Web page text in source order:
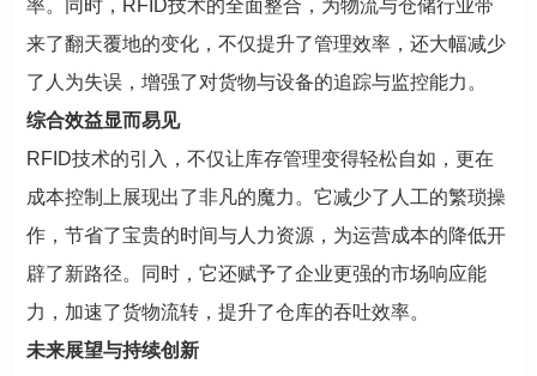
率。同时，RFID技术的全面整合，为物流与仓储行业带
来了翻天覆地的变化，不仅提升了管理效率，还大幅减少
了人为失误，增强了对货物与设备的追踪与监控能力。
综合效益显而易见
RFID技术的引入，不仅让库存管理变得轻松自如，更在
成本控制上展现出了非凡的魔力。它减少了人工的繁琐操
作，节省了宝贵的时间与人力资源，为运营成本的降低开
辟了新路径。同时，它还赋予了企业更强的市场响应能
力，加速了货物流转，提升了仓库的吞吐效率。
未来展望与持续创新